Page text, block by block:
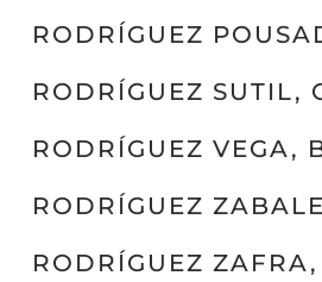
RODRÍGUEZ
RODRÍGUEZ SUTIL,
RODRÍGUEZ VEGA,
RODRÍGUEZ
RODRÍGUEZ